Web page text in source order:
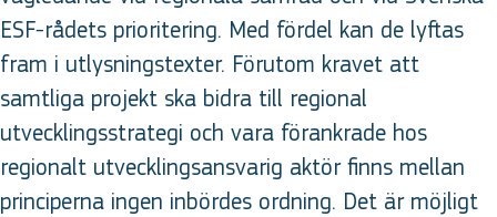
ESF-rådets prioritering. Med fördel kan de lyftas
fram i utlysningstexter. Förutom kravet att
samtliga projekt ska bidra till regional
utvecklingsstrategi och vara förankrade hos
regionalt utvecklingsansvarig aktör finns mellan
principerna ingen inbördes ordning. Det är möjligt